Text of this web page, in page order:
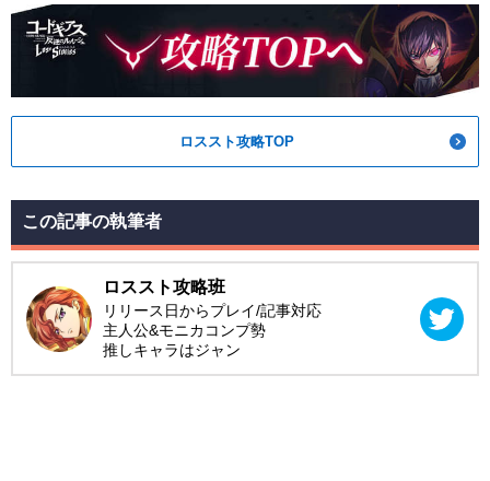
ロススト攻略TOP
この記事の執筆者
ロススト攻略班
リリース日からプレイ/記事対応
主人公&モニカコンプ勢
推しキャラはジャン